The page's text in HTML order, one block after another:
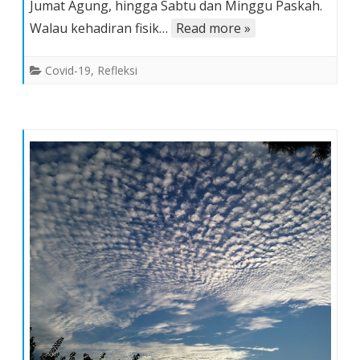
2020
di
Jumat Agung, hingga Sabtu dan Minggu Paskah.
Walau kehadiran fisik… Read more »
Covid-19, Refleksi